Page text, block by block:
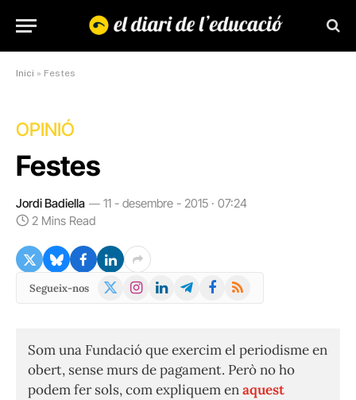
Inici » Festes
OPINIÓ
Festes
Jordi Badiella
11 - desembre - 2015 · 07:24
2 Mins Read
Segueix-nos
X
Instagram
LinkedInTelegramFacebook
RSS
Som una Fundació que exercim el periodisme en
obert, sense murs de pagament. Però no ho
podem fer sols, com expliquem enaquest